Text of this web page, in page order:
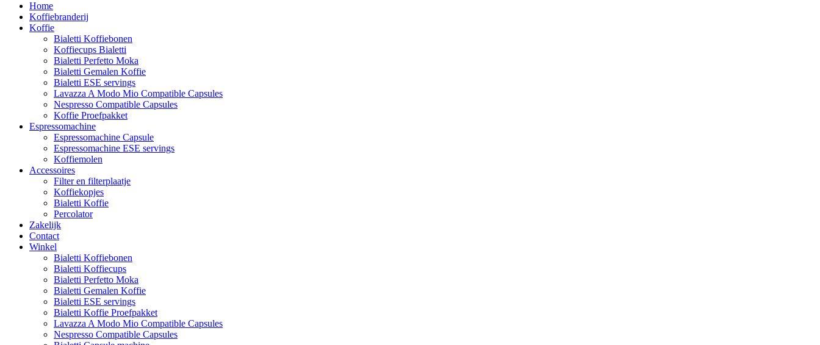
Home
Koffiebranderij
Koffie
Bialetti Koffiebonen
Koffiecups Bialetti
Bialetti Perfetto Moka
Bialetti Gemalen Koffie
Bialetti ESE servings
Lavazza A Modo Mio Compatible Capsules
Nespresso Compatible Capsules
Koffie Proefpakket
Espressomachine
Espressomachine Capsule
Espressomachine ESE servings
Koffiemolen
Accessoires
Filter en filterplaatje
Koffiekopjes
Bialetti Koffie
Percolator
Zakelijk
Contact
Winkel
Bialetti Koffiebonen
Bialetti Koffiecups
Bialetti Perfetto Moka
Bialetti Gemalen Koffie
Bialetti ESE servings
Bialetti Koffie Proefpakket
Lavazza A Modo Mio Compatible Capsules
Nespresso Compatible Capsules